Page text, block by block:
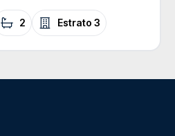
2 Estrato 3